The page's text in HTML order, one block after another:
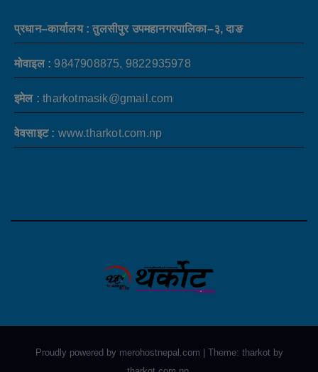
प्रधान–कार्यालय : तुलसीपुर उपमहानगरपालिका–३, दाङ
मोवाइल : 9847908875, 9822935978
इमेल :tharkotmasik@gmail.com
वेवसाइट : www.tharkot.com.np
Proudly powered by merohostnepal.com
Theme: tharkot by